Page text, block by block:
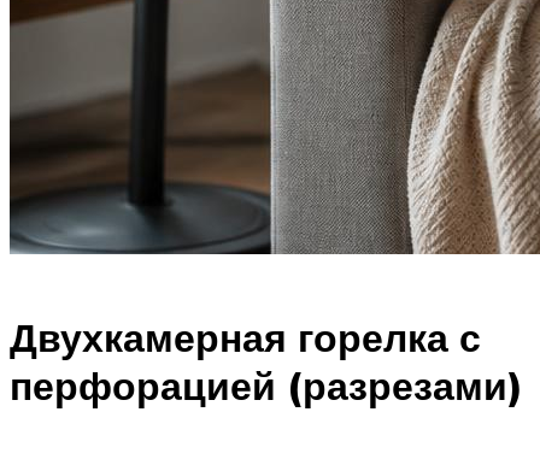
Двухкамерная горелка с
перфорацией (разрезами)